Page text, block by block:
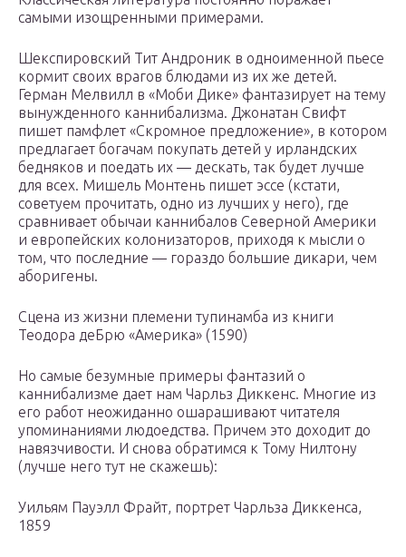
самыми изощренными примерами.
Шекспировский Тит Андроник в одноименной пьесе
кормит своих врагов блюдами из их же детей.
Герман Мелвилл в «Моби Дике» фантазирует на тему
вынужденного каннибализма. Джонатан Свифт
пишет памфлет «Скромное предложение», в котором
предлагает богачам покупать детей у ирландских
бедняков и поедать их — дескать, так будет лучше
для всех. Мишель Монтень пишет эссе (кстати,
советуем прочитать, одно из лучших у него), где
сравнивает обычаи каннибалов Северной Америки
и европейских колонизаторов, приходя к мысли о
том, что последние — гораздо большие дикари, чем
аборигены.
Сцена из жизни племени тупинамба из книги
Теодора деБрю «Америка» (1590)
Но самые безумные примеры фантазий о
каннибализме дает нам Чарльз Диккенс. Многие из
его работ неожиданно ошарашивают читателя
упоминаниями людоедства. Причем это доходит до
навязчивости. И снова обратимся к Тому Нилтону
(лучше него тут не скажешь):
Уильям Пауэлл Фрайт, портрет Чарльза Диккенса,
1859